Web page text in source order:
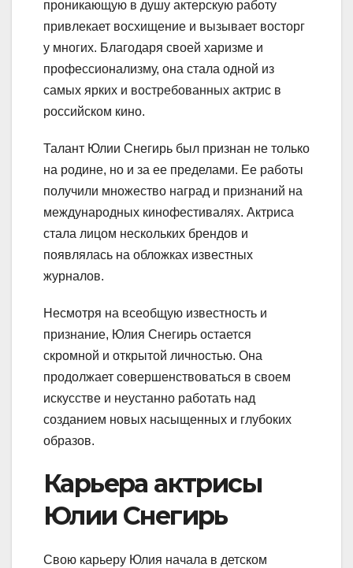
проникающую в душу актерскую работу
привлекает восхищение и вызывает восторг
у многих. Благодаря своей харизме и
профессионализму, она стала одной из
самых ярких и востребованных актрис в
российском кино.
Талант Юлии Снегирь был признан не только
на родине, но и за ее пределами. Ее работы
получили множество наград и признаний на
международных кинофестивалях. Актриса
стала лицом нескольких брендов и
появлялась на обложках известных
журналов.
Несмотря на всеобщую известность и
признание, Юлия Снегирь остается
скромной и открытой личностью. Она
продолжает совершенствоваться в своем
искусстве и неустанно работать над
созданием новых насыщенных и глубоких
образов.
Карьера актрисы
Юлии Снегирь
Свою карьеру Юлия начала в детском